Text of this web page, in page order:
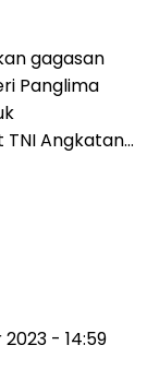
gagasan
Panglima
Angkatan…
- 14:59